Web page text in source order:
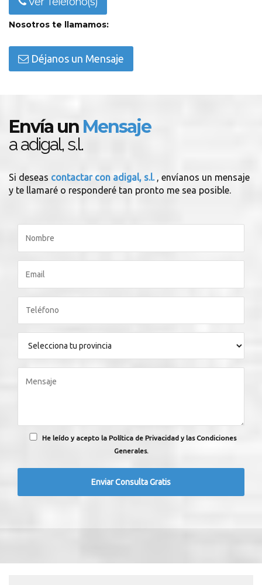
Nosotros te llamamos:
Déjanos un Mensaje
Envía un Mensaje
a adigal, s.l.
Si deseas contactar con adigal, s.l. , envíanos un mensaje
y te llamaré o responderé tan pronto me sea posible.
He leído y acepto la Política de Privacidad y las Condiciones
Generales.